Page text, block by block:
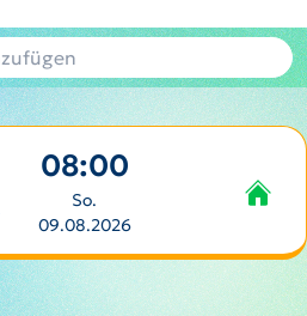
08:00
So.
09.08.2026